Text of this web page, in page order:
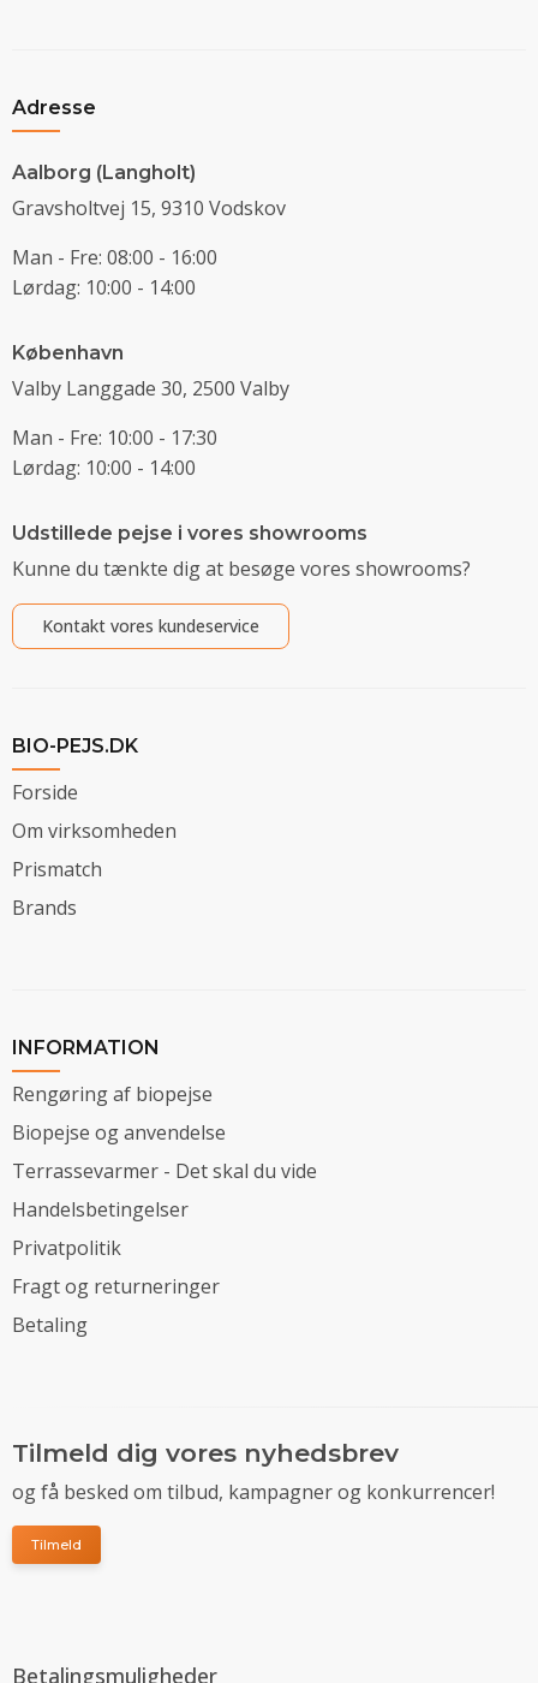
Adresse
Aalborg (Langholt)
Gravsholtvej 15, 9310 Vodskov
Man - Fre: 08:00 - 16:00
Lørdag: 10:00 - 14:00
København
Valby Langgade 30, 2500 Valby
Man - Fre: 10:00 - 17:30
Lørdag: 10:00 - 14:00
Udstillede pejse i vores showrooms
Kunne du tænkte dig at besøge vores showrooms?
Kontakt vores kundeservice
BIO-PEJS.DK
Forside
Om virksomheden
Prismatch
Brands
INFORMATION
Rengøring af biopejse
Biopejse og anvendelse
Terrassevarmer - Det skal du vide
Handelsbetingelser
Privatpolitik
Fragt og returneringer
Betaling
Tilmeld dig vores nyhedsbrev
og få besked om tilbud, kampagner og konkurrencer!
Tilmeld
Betalingsmuligheder